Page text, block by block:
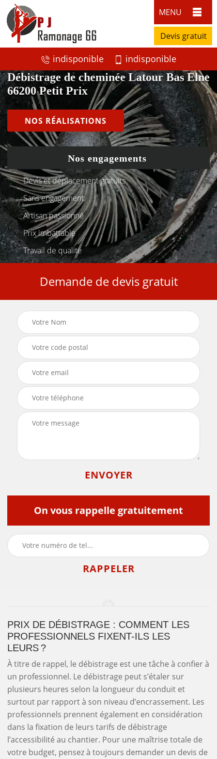
MENU
Devis gratuit
indisponible indisponible
Débistrage de cheminée Latour Bas Elne
66200 Petit Prix
NOS RÉALISATIONS
Nos engagements
Devis et déplacement gratuits
Sans engagement
Artisan passionné
Prix imbattable
Travail de qualité
Demande de devis gratuit
On vous rappelle gratuitement
PRIX DE DÉBISTRAGE : COMMENT LES
PROFESSIONNELS FIXENT-ILS LES
LEURS ?
À titre de rappel, le débistrage est une tâche à confier à
un professionnel. Le débistrage peut s’étaler sur
plusieurs heures selon la longueur du conduit et
surtout par rapport à son niveau d’encrassement. Les
professionnels prennent également en considération
dans la fixation de leurs tarifs de débistrage
l’accessibilité au chantier. Pour une maîtrise totale de
votre budget, pensez à toujours demander un devis de